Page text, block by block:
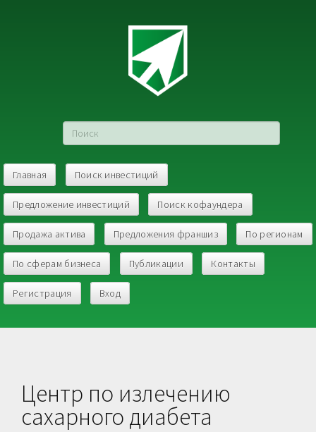
Главная Поиск инвестиций
Предложение инвестиций Поиск кофаундера
Продажа актива Предложения франшиз По регионам
По сферам бизнеса Публикации Контакты
Регистрация Вход
Центр по излечению
сахарного диабета